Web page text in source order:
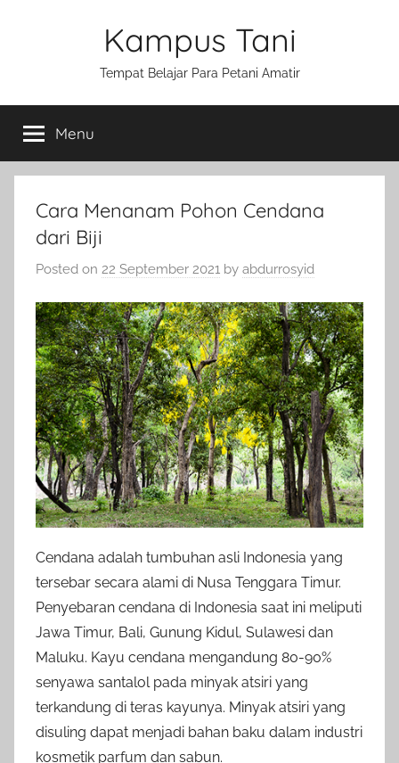
Kampus Tani
Tempat Belajar Para Petani Amatir
Menu
Cara Menanam Pohon Cendana
dari Biji
Posted on 22 September 2021 by abdurrosyid
Cendana adalah tumbuhan asli Indonesia yang
tersebar secara alami di Nusa Tenggara Timur.
Penyebaran cendana di Indonesia saat ini meliputi
Jawa Timur, Bali, Gunung Kidul, Sulawesi dan
Maluku. Kayu cendana mengandung 80-90%
senyawa santalol pada minyak atsiri yang
terkandung di teras kayunya. Minyak atsiri yang
disuling dapat menjadi bahan baku dalam industri
kosmetik parfum dan sabun.